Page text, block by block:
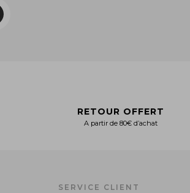
RETOUR OFFERT
A partir de 80€ d’achat
SERVICE CLIENT